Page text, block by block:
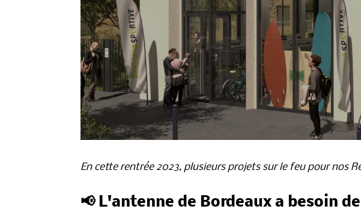
En cette rentrée 2023, plusieurs projets sur le feu pour nos
📢 L'antenne de Bordeaux a besoin